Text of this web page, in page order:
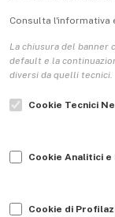
Le Copertine
L’Associazione
Indirizzo Socio
Guida per le autrici
Consulta l'informativa
La chiusura del banner
default e la
diversi da quelli tecnici.
Cookie Tecnici
Cookie Analitici e
Cookie di